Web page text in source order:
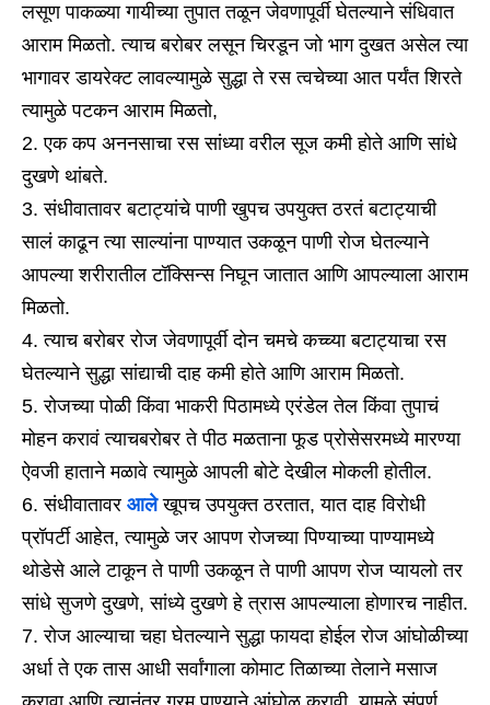
लसूण पाकळ्या गायीच्या तुपात तळून जेवणापूर्वी घेतल्याने संधिवात
आराम मिळतो. त्याच बरोबर लसून चिरडून जो भाग दुखत असेल त्या
भागावर डायरेक्ट लावल्यामुळे सुद्धा ते रस त्वचेच्या आत पर्यंत शिरते
त्यामुळे पटकन आराम मिळतो,
एक कप अननसाचा रस सांध्या वरील सूज कमी होते आणि सांधे
दुखणे थांबते.
संधीवातावर बटाट्यांचे पाणी खुपच उपयुक्त ठरतं बटाट्याची
सालं काढून त्या साल्यांना पाण्यात उकळून पाणी रोज घेतल्याने
आपल्या शरीरातील टॉक्सिन्स निघून जातात आणि आपल्याला आराम
मिळतो.
त्याच बरोबर रोज जेवणापूर्वी दोन चमचे कच्च्या बटाट्याचा रस
घेतल्याने सुद्धा सांद्याची दाह कमी होते आणि आराम मिळतो.
रोजच्या पोळी किंवा भाकरी पिठामध्ये एरंडेल तेल किंवा तुपाचं
मोहन करावं त्याचबरोबर ते पीठ मळताना फूड प्रोसेसरमध्ये मारण्या
ऐवजी हाताने मळावे त्यामुळे आपली बोटे देखील मोकली होतील.
संधीवातावर आलेखूपच उपयुक्त ठरतात, यात दाह विरोधी
प्रॉपर्टी आहेत, त्यामुळे जर आपण रोजच्या पिण्याच्या पाण्यामध्ये
थोडेसे आले टाकून ते पाणी उकळून ते पाणी आपण रोज प्यायलो तर
सांधे सुजणे दुखणे, सांध्ये दुखणे हे त्रास आपल्याला होणारच नाहीत.
रोज आल्याचा चहा घेतल्याने सुद्धा फायदा होईल रोज आंघोळीच्या
अर्धा ते एक तास आधी सर्वांगाला कोमाट तिळाच्या तेलाने मसाज